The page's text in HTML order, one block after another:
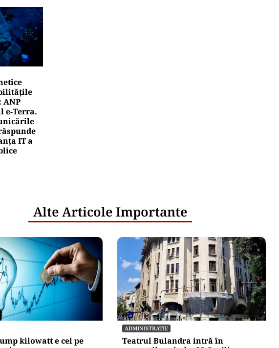
e‑Terra.
IT a
Alte Articole Importante
kilowatt e cel pe
ADMINISTRATIE
Teatrul Bulandra intră în